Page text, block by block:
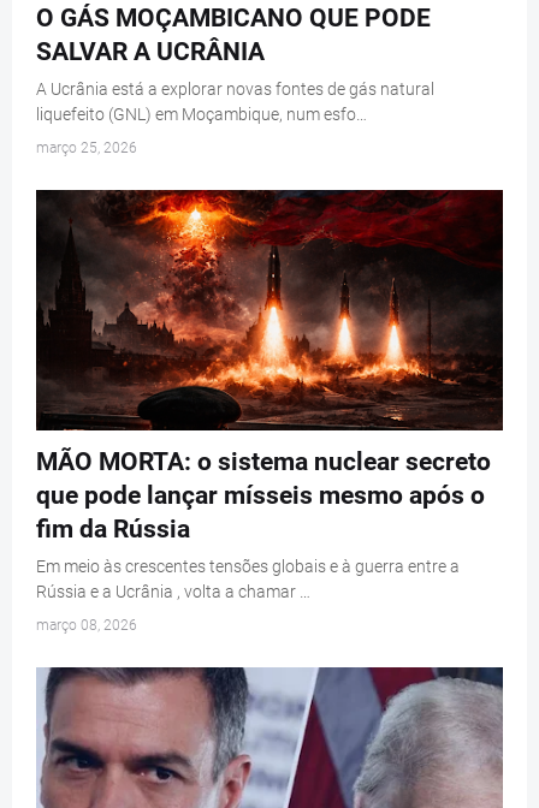
O GÁS MOÇAMBICANO QUE PODE
SALVAR A UCRÂNIA
A Ucrânia está a explorar novas fontes de gás natural
liquefeito (GNL) em Moçambique, num esfo…
março 25, 2026
MÃO MORTA: o sistema nuclear secreto
que pode lançar mísseis mesmo após o
fim da Rússia
Em meio às crescentes tensões globais e à guerra entre a
Rússia e a Ucrânia , volta a chamar …
março 08, 2026